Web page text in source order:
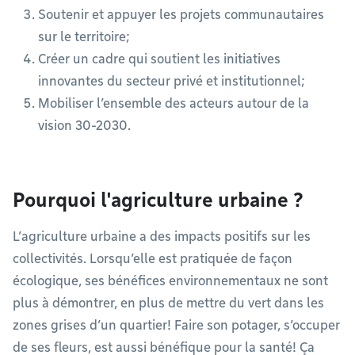
Soutenir et appuyer les projets communautaires
sur le territoire;
Créer un cadre qui soutient les initiatives
innovantes du secteur privé et institutionnel;
Mobiliser l’ensemble des acteurs autour de la
vision 30-2030.
Pourquoi l'agriculture urbaine ?
L’agriculture urbaine a des impacts positifs sur les
collectivités. Lorsqu’elle est pratiquée de façon
écologique, ses bénéfices environnementaux ne sont
plus à démontrer, en plus de mettre du vert dans les
zones grises d’un quartier! Faire son potager, s’occuper
de ses fleurs, est aussi bénéfique pour la santé! Ça